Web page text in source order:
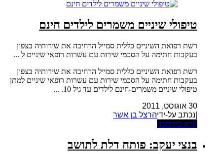
טיפולי שיניים משמרים לילדים חינם
רשת רפואת השיניים כללית סמייל הרחיבה את שירותיה בצפון
בעקבות חתימה על הסכמי שירות עם עשרות רופאי שיניים ל ...
רשת רפואת השיניים כללית סמייל הרחיבה את שירותיה בצפון
בעקבות חתימה על הסכמי שירות עם עשרות רופאי שיניים למתן
טיפולי שיניים משמרים-חינם לילדים עד גיל 10. ...
30 אוגוסט, 2011
|נכתב על-ידיהרצל בן אשר
קרא בהרחבה
בנצי יעקב: פותח דלת לתושב